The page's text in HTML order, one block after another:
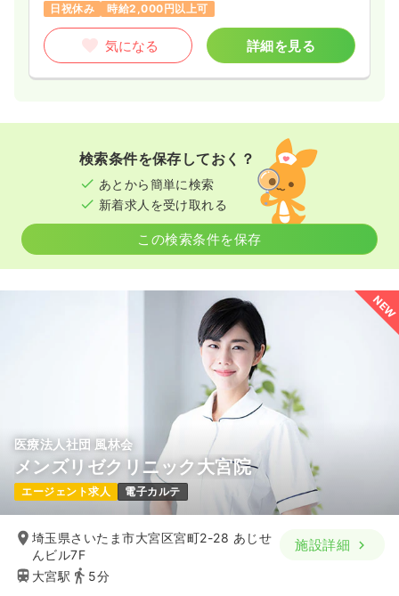
日祝休み
時給2,000円以上可
気になる 詳細を見る
検索条件を保存しておく？
あとから簡単に検索
新着求人を受け取れる
この検索条件を保存
NEW
医療法人社団 風林会
メンズリゼクリニック大宮院
エージェント求人 電子カルテ
埼玉県さいたま市大宮区宮町2-28 あじせ
んビル7F
大宮駅
5分
施設詳細